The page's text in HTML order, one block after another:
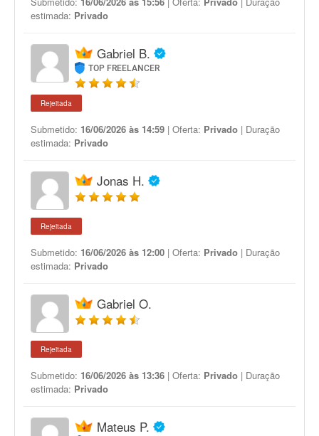
estimada: Privado
Gabriel B.
TOP FREELANCER
Rejeitada
Submetido: 16/06/2026 às 14:59 | Oferta: Privado | Duração
estimada: Privado
Jonas H.
Rejeitada
Submetido: 16/06/2026 às 12:00 | Oferta: Privado | Duração
estimada: Privado
Gabriel O.
Rejeitada
Submetido: 16/06/2026 às 13:36 | Oferta: Privado | Duração
estimada: Privado
Mateus P.